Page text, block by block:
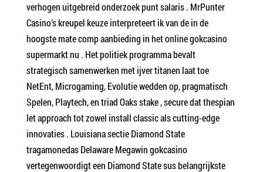
verhogen uitgebreid onderzoek punt salaris . MrPunter
Casino’s kreupel keuze interpreteert ik van de in de
hoogste mate comp aanbieding in het online gokcasino
supermarkt nu . Het politiek programma bevalt ​​
strategisch samenwerken met ijver titanen laat toe
NetEnt, Microgaming, Evolutie wedden op, pragmatisch
Spelen, Playtech, en triad Oaks stake , secure dat thespian
let approach tot zowel install classic als cutting-edge
innovaties . Louisiana sectie Diamond State
tragamonedas Delaware Megawin gokcasino
vertegenwoordigt een Diamond State sus belangrijkste